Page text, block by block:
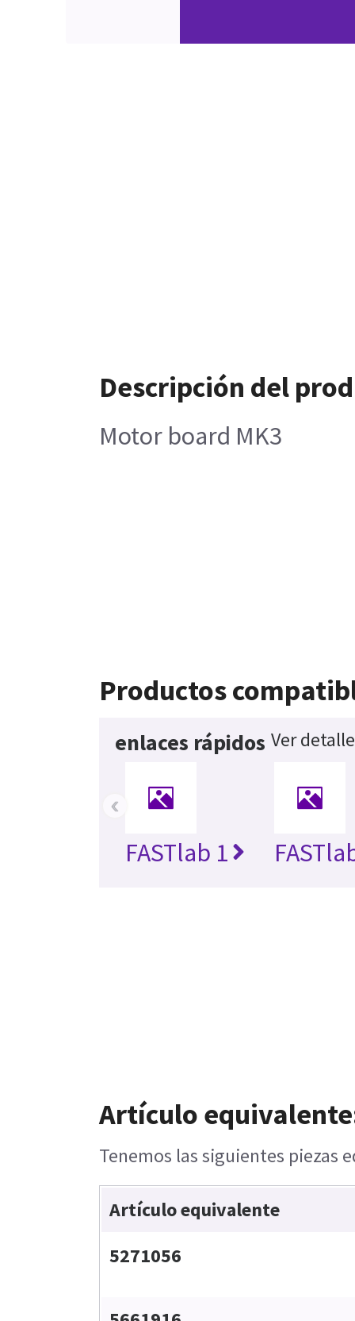
Descripción del
Motor board MK3
Productos
enlaces rápidos Ver
FASTlab 1
‹
Artículo
Tenemos las siguientes piezas
Artículo equivalente
5271056